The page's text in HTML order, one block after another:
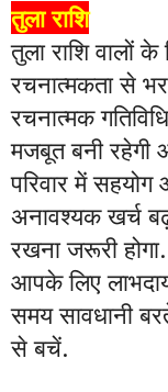
तुला राशि
तुला राशि वालों
रचनात्मकता से
रचनात्मक
मजबूत बनी रहेगी
परिवार में सहयोग
अनावश्यक खर्च
रखना जरूरी
आपके लिए
समय सावधानी
से बचें.